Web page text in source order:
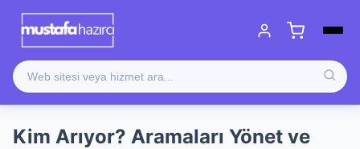
Kim Arıyor? Aramaları Yönet ve